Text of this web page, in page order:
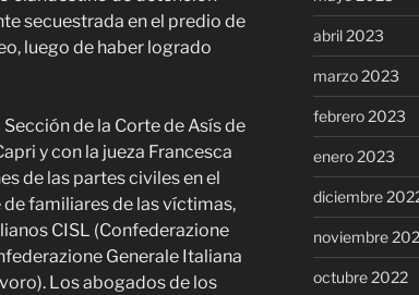
secuestrada en el predio de
luego de haber logrado
de la Corte de Asís de
y con la jueza Francesca
de las partes civiles en el
familiares de las víctimas,
CISL (Confederazione
Generale Italiana
Los abogados de los
abril 2023
marzo 2023
febrero 2023
enero 2023
diciembre
noviembre
octubre 2022